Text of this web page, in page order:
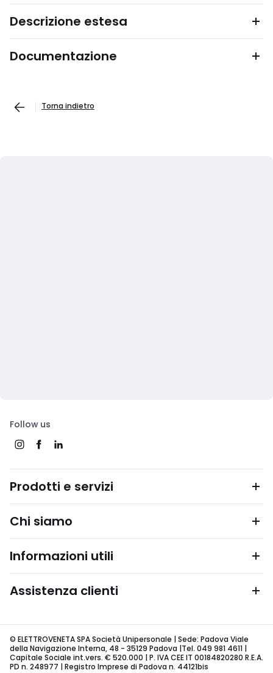
Descrizione estesa
Documentazione
Torna indietro
Follow us
Prodotti e servizi
Chi siamo
Informazioni utili
Assistenza clienti
© ELETTROVENETA SPA Società Unipersonale | Sede: Padova Viale
della Navigazione Interna, 48 - 35129 Padova |Tel. 049 981 4611 |
Capitale Sociale int.vers. € 520.000 | P. IVA CEE IT 00184820280 R.E.A.
PD n. 248977 | Registro Imprese di Padova n. 44121bis